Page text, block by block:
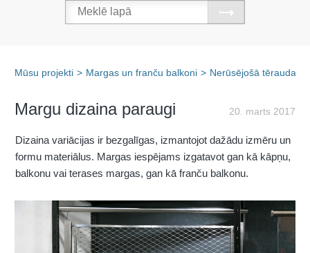
Mūsu projekti > Margas un franču balkoni > Nerūsējošā tērauda
20. marts 2017
Margu dizaina paraugi
Dizaina variācijas ir bezgalīgas, izmantojot dažādu izmēru un
formu materiālus. Margas iespējams izgatavot gan kā kāpņu,
balkonu vai terases margas, gan kā franču balkonu.